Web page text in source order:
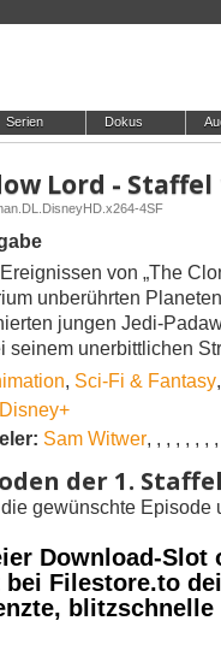
Serien Dokus
Lord -
4SF
von „The
unberührten
jungen Jedi-
seinem unerbittlichen
, Sci-Fi & Fantasy
Disney+
Sam Witwer, , , , , , ,
der 1.
gewünschte
Download-Slot
Filestore.to